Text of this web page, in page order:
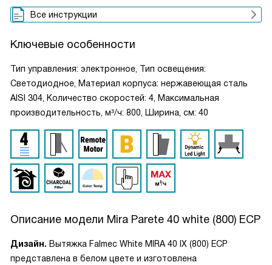
Все инструкции
Ключевые особенности
Тип управления: электронное, Тип освещения:
Светодиодное, Материал корпуса: нержавеющая сталь
AISI 304, Количество скоростей: 4, Максимальная
производительность, м³/ч: 800, Ширина, см: 40
Описание модели Mira Parete 40 white (800) ECP
Дизайн. Вытяжка Falmec White MIRA 40 IX (800) ECP
представлена в белом цвете и изготовлена